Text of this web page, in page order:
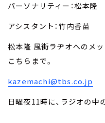
パーソナリティー：松本隆
アシスタント：竹内香苗
松本隆 風街ラヂオへのメッ
こちらまで。
kazemachi@tbs.co.jp
日曜夜11時に、ラジオの中